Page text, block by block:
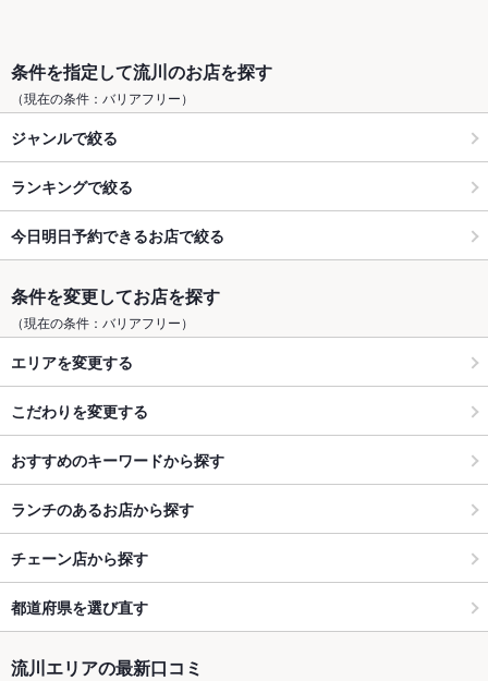
条件を指定して流川のお店を探す
（現在の条件：バリアフリー）
ジャンルで絞る
ランキングで絞る
今日明日予約できるお店で絞る
条件を変更してお店を探す
（現在の条件：バリアフリー）
エリアを変更する
こだわりを変更する
おすすめのキーワードから探す
ランチのあるお店から探す
チェーン店から探す
都道府県を選び直す
流川エリアの最新口コミ